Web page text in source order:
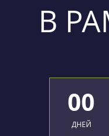
В
00
ДНЕЙ